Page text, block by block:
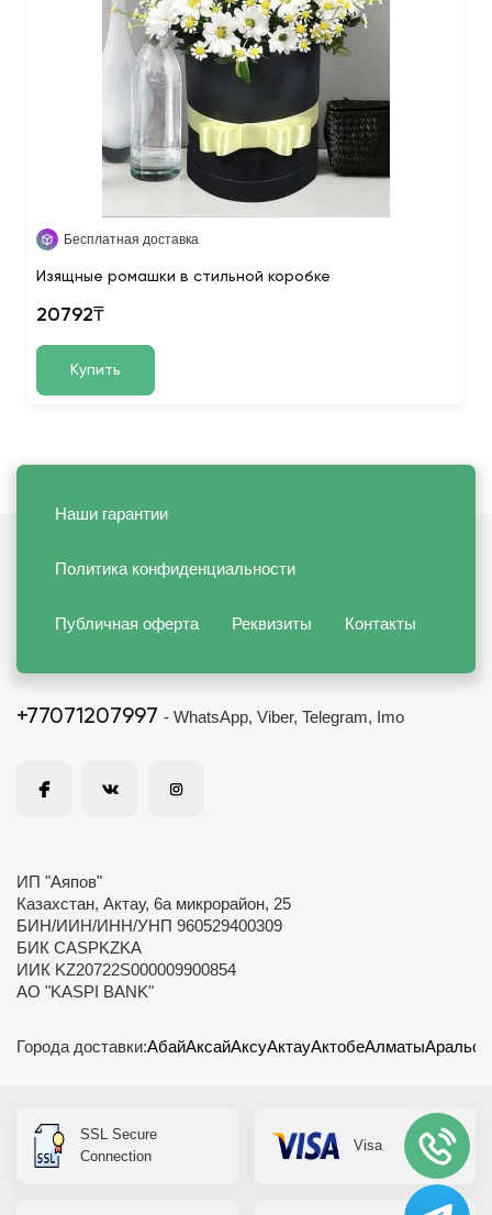
Бесплатная доставка
Изящные ромашки в стильной коробке
20792₸
Купить
Наши гарантии
Политика конфиденциальности
Публичная оферта Реквизиты Контакты
+77071207997 - WhatsApp, Viber, Telegram, Imo
ИП "Аяпов"
Казахстан, Актау, 6а микрорайон, 25
БИН/ИИН/ИНН/УНП 960529400309
БИК CASPKZKA
ИИК KZ20722S000009900854
АО "KASPI BANK"
Города доставки:АбайАксайАксуАктауАктобеАлматыАральск
SSL Secure
Connection
Visa